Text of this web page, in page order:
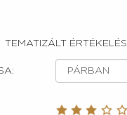
TEMATIZÁLT ÉRTÉKELÉS